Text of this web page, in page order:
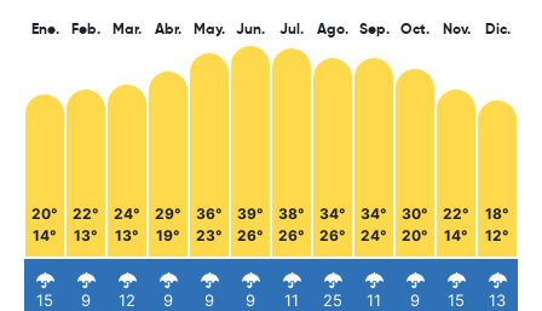
Ene.
20°
14°
15
Feb.
22°
13°
9
Mar.
24°
13°
12
Abr.
29°
19°
9
May.
36°
23°
9
Jun.
39°
26°
9
Jul.
38°
26°
11
Ago.
34°
26°
25
Sep.
34°
24°
11
Oct.
30°
20°
9
Nov.
22°
14°
15
Dic.
18°
12°
13